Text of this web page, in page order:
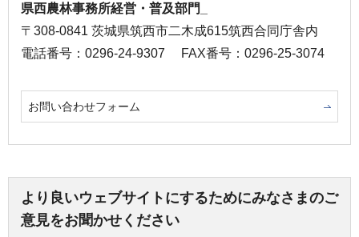
県西農林事務所経営・普及部門_
〒308-0841 茨城県筑西市二木成615筑西合同庁舎内
電話番号：0296-24-9307
FAX番号：0296-25-3074
お問い合わせフォーム
より良いウェブサイトにするためにみなさまのご
意見をお聞かせください